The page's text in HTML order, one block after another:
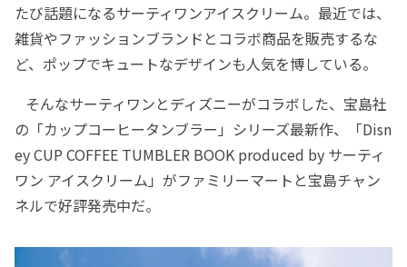
たび話題になるサーティワンアイスクリーム。最近では、
雑貨やファッションブランドとコラボ商品を販売するな
ど、ポップでキュートなデザインも人気を博している。
そんなサーティワンとディズニーがコラボした、宝島社
の「カップコーヒータンブラー」シリーズ最新作、「Disn
ey CUP COFFEE TUMBLER BOOK produced by サーティ
ワン アイスクリーム」がファミリーマートと宝島チャン
ネルで好評発売中だ。